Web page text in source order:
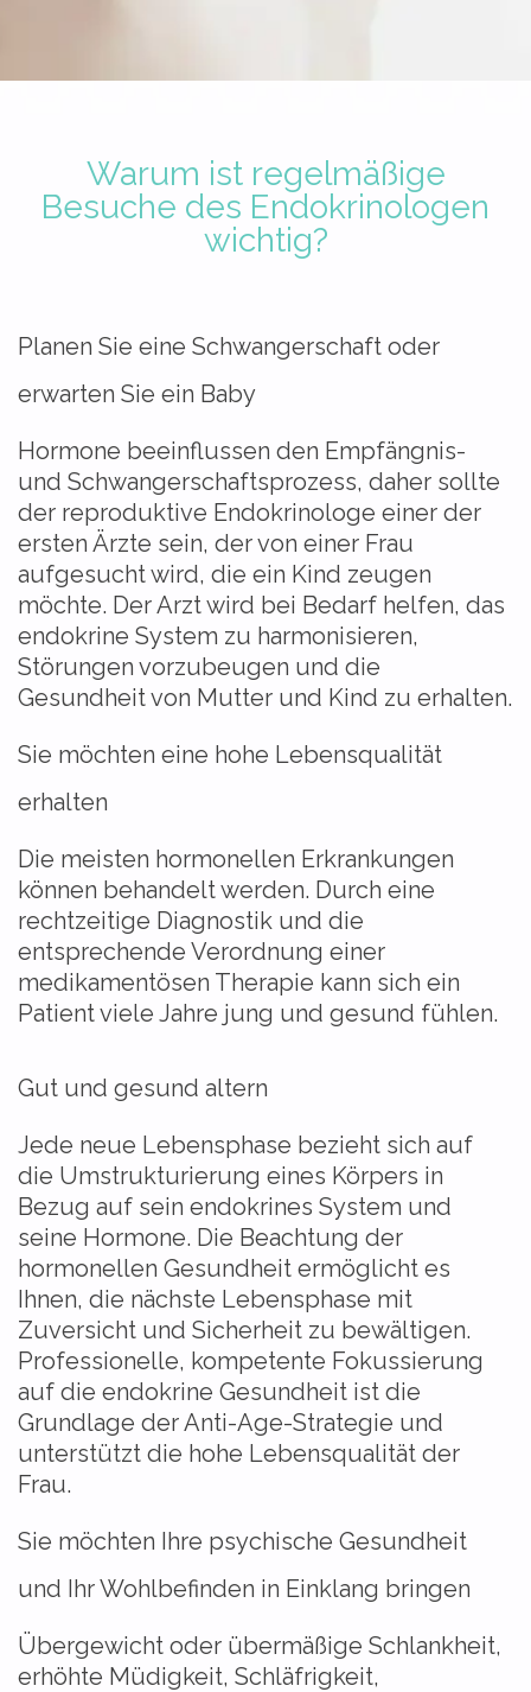
Warum ist regelmäßige
Besuche des Endokrinologen
wichtig?
Planen Sie eine Schwangerschaft oder
erwarten Sie ein Baby
Hormone beeinflussen den Empfängnis-
und Schwangerschaftsprozess, daher sollte
der reproduktive Endokrinologe einer der
ersten Ärzte sein, der von einer Frau
aufgesucht wird, die ein Kind zeugen
möchte. Der Arzt wird bei Bedarf helfen, das
endokrine System zu harmonisieren,
Störungen vorzubeugen und die
Gesundheit von Mutter und Kind zu erhalten.
Sie möchten eine hohe Lebensqualität
erhalten
Die meisten hormonellen Erkrankungen
können behandelt werden. Durch eine
rechtzeitige Diagnostik und die
entsprechende Verordnung einer
medikamentösen Therapie kann sich ein
Patient viele Jahre jung und gesund fühlen.
Gut und gesund altern
Jede neue Lebensphase bezieht sich auf
die Umstrukturierung eines Körpers in
Bezug auf sein endokrines System und
seine Hormone. Die Beachtung der
hormonellen Gesundheit ermöglicht es
Ihnen, die nächste Lebensphase mit
Zuversicht und Sicherheit zu bewältigen.
Professionelle, kompetente Fokussierung
auf die endokrine Gesundheit ist die
Grundlage der Anti-Age-Strategie und
unterstützt die hohe Lebensqualität der
Frau.
Sie möchten Ihre psychische Gesundheit
und Ihr Wohlbefinden in Einklang bringen
Übergewicht oder übermäßige Schlankheit,
erhöhte Müdigkeit, Schläfrigkeit,